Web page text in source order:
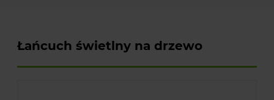
Łańcuch świetlny na drzewo